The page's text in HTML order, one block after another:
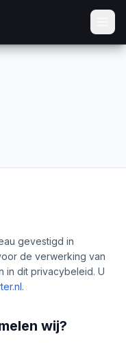
gevestigd in
de verwerking van
in dit privacybeleid. U
.
wij?